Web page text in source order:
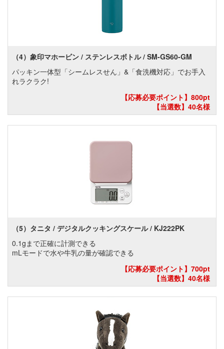
（4）象印マホービン / ステンレスボトル / SM-GS60-GM
パッキン一体型「シームレスせん」&「食洗機対応」でお手入
れラクラク!
【応募必要ポイント】800pt
【当選数】40名様
（5）タニタ / デジタルクッキングスケール / KJ222PK
0.1gまで正確に計測できる
mLモードで水や牛乳の量が確認できる
【応募必要ポイント】700pt
【当選数】40名様